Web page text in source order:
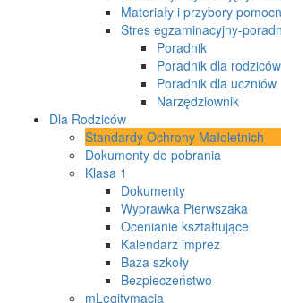
Materiały i przybory
Stres egzaminacyjny-
Poradnik
Poradnik dla rodziców
Poradnik dla uczniów
Narzędziownik
Dla Rodziców
Standardy Ochrony Małoletnich
Dokumenty do pobrania
Klasa 1
Dokumenty
Wyprawka Pierwszaka
Ocenianie kształtujące
Kalendarz imprez
Baza szkoły
Bezpieczeństwo
mLegitymacja